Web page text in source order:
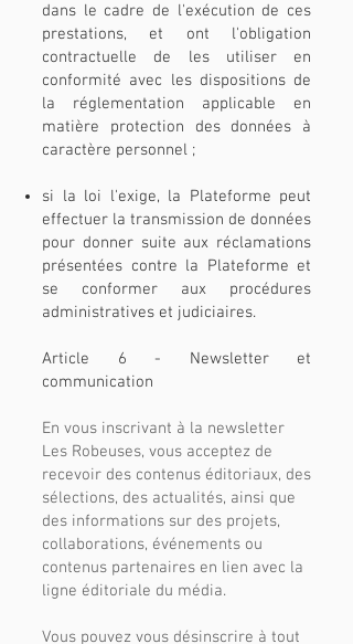
dans le cadre de l'exécution de ces
prestations, et ont l'obligation
contractuelle de les utiliser en
conformité avec les dispositions de
la réglementation applicable en
matière protection des données à
caractère personnel ;
si la loi l'exige, la Plateforme peut
effectuer la transmission de données
pour donner suite aux réclamations
présentées contre la Plateforme et
se conformer aux procédures
administratives et judiciaires.
Article 6 - Newsletter et
communication
En vous inscrivant à la newsletter
Les Robeuses, vous acceptez de
recevoir des contenus éditoriaux, des
sélections, des actualités, ainsi que
des informations sur des projets,
collaborations, événements ou
contenus partenaires en lien avec la
ligne éditoriale du média.
Vous pouvez vous désinscrire à tout